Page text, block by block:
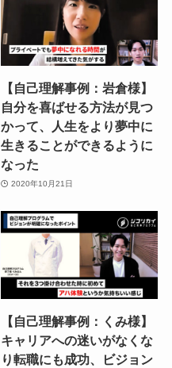
【自己理解事例：岩倉様】
自分を喜ばせる方法が見つ
かって、人生をより夢中に
生きることができるように
なった
2020年10月21日
【自己理解事例：くみ様】
キャリアへの迷いがなくな
り転職にも成功、ビジョン